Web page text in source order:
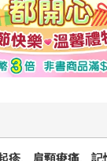
疹、肩頸痠痛、